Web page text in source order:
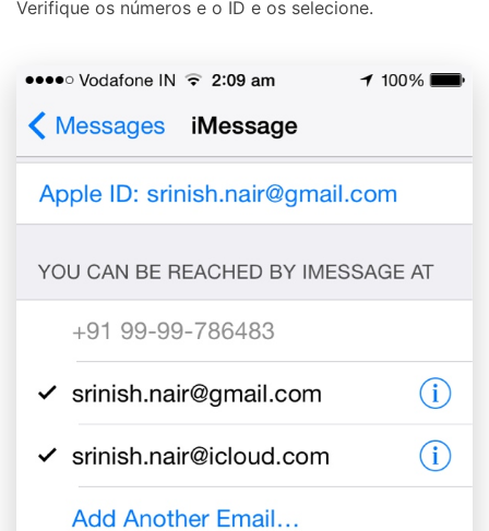
Verifique os números e o ID e os selecione.